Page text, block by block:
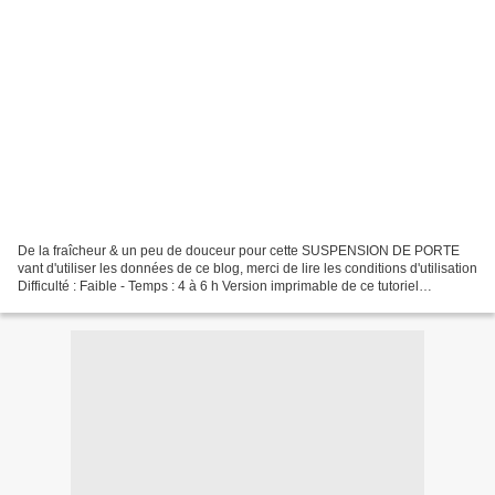
De la fraîcheur & un peu de douceur pour cette SUSPENSION DE PORTE
vant d'utiliser les données de ce blog, merci de lire les conditions d'utilisation
Difficulté : Faible - Temps : 4 à 6 h Version imprimable de ce tutoriel